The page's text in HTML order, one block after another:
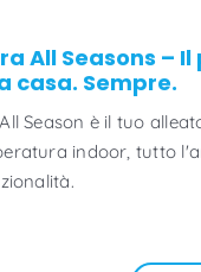
All Seasons –
casa. Sempre.
Season è il tuo
indoor, tutto